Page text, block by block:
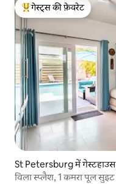
गेस्ट्स का टॉप फ़ेवरेट
गेस्ट्स की फ़ेवरेट
St Petersburg में गेस्टहाउस
विला स्प्लैश, 1 कमरा पूल सुइट